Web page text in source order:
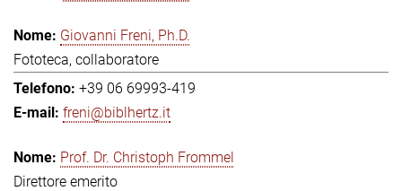
Giovanni Freni, Ph.D.
Fototeca, collaboratore
+39 06 69993-419
freni@biblhertz.it
Prof. Dr. Christoph Frommel
Direttore emerito